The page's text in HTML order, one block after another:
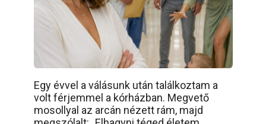
Egy évvel a válásunk után találkoztam a
volt férjemmel a kórházban. Megvető
mosollyal az arcán nézett rám, majd